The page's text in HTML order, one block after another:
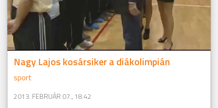
Nagy Lajos kosársiker a diákolimpián
sport
2013. FEBRUÁR 07., 18:42